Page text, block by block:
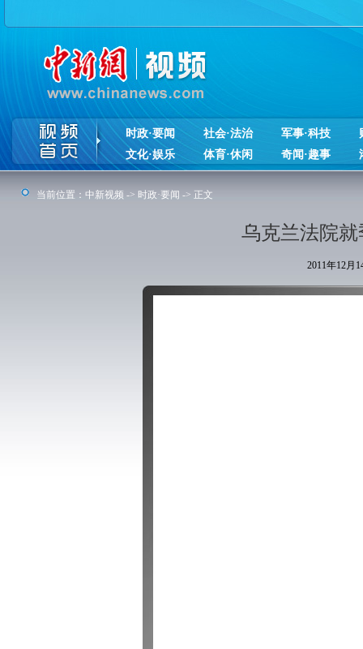
时政·要闻 社会·法治 军事·科技
文化·娱乐
体育·休闲 奇闻·趣事
当前位置： 中新视频 -> 时政·要闻 -> 正文
乌克兰法院
2011年12月